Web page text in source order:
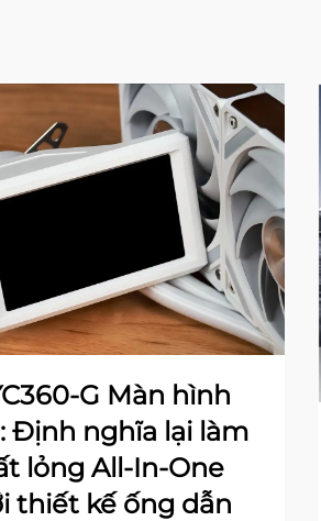
G Màn hình
Định nghĩa lại làm
lỏng All-In-One
thiết kế ống dẫn